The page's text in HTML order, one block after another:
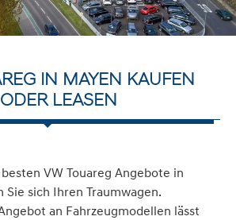
IN MAYEN KAUFEN
ODER LEASEN
VW Touareg Angebote in
Sie sich Ihren Traumwagen.
an Fahrzeugmodellen lässt